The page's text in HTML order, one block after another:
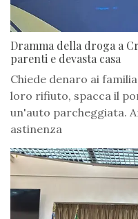
Dramma della droga a
parenti e devasta casa
Chiede denaro ai
loro rifiuto, spacca il
un'auto parcheggiata.
astinenza